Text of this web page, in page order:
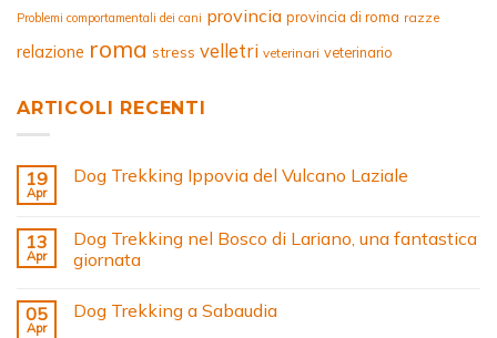
Problemi comportamentali dei cani provincia provincia di roma razze
relazione roma stress velletri veterinari veterinario
ARTICOLI RECENTI
19
Apr
Dog Trekking Ippovia del Vulcano Laziale
13
Apr
Dog Trekking nel Bosco di Lariano, una fantastica
giornata
05
Apr
Dog Trekking a Sabaudia